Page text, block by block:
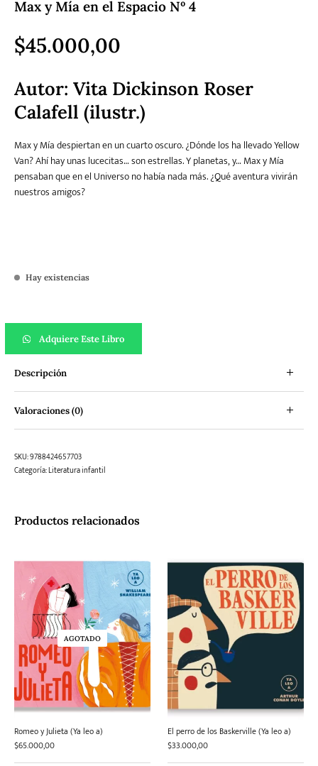
Literatura juvenil
Literatura
universal y Clásicos
Política Sagas
Teatro Varios Young Adult
Max y Mía en el Espacio Nº 4
$45.000,00
Autor:Vita Dickinson Roser
Calafell (ilustr.)
Max y Mía despiertan en un cuarto oscuro. ¿Dónde los ha llevado Yellow
Van? Ahí hay unas lucecitas… son estrellas. Y planetas, y… Max y Mía
pensaban que en el Universo no había nada más. ¿Qué aventura vivirán
nuestros amigos?
Hay existencias
Adquiere Este Libro
Descripción
Valoraciones (0)
SKU:9788424657703
Categoría:Literatura infantil
Productos relacionados
AGOTADO
Romeo y Julieta (Ya leo a)
$65.000,00
El perro de los Baskerville (Ya leo a)
$33.000,00